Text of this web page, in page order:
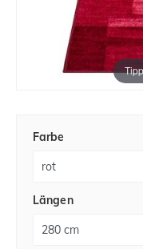
Farbe
Längen